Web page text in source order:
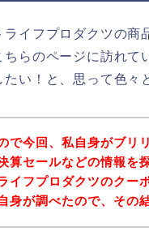
イフプロダクツの商
らのページに訪れて
い！と、思って色々
で今回、私自身がブリ
算セールなどの情報を
イフプロダクツのクー
身が調べたので、その